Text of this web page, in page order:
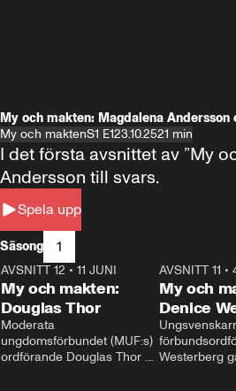
My och makten: Magdalena
My och maktenS1 E123.10.2521 min
Spela upp
I det första avsnittet av ”My
Andersson till svars.
Säsong 1
26:27
AVSNITT 12 • 11 JUNI
My och makten:
Douglas Thor
Moderata
ungdomsförbundet (MUF:s)
ordförande Douglas Thor
AVSNITT 11 •
My och
Denice
Westerberg